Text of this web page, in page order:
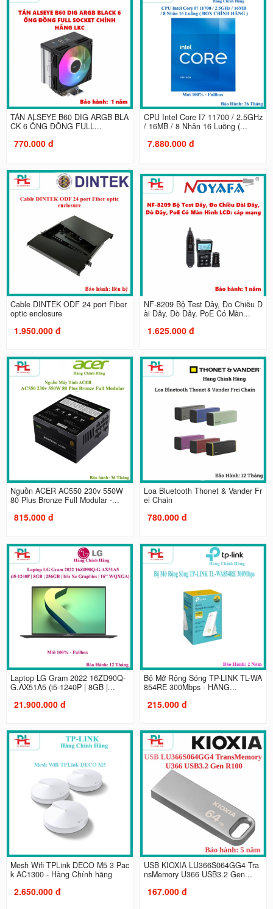
TẢN ALSEYE B60 DIG ARGB BLA
CK 6 ỐNG ĐỒNG FULL...
770.000 đ
CPU Intel Core I7 11700 / 2.5GHz
/ 16MB / 8 Nhân 16 Luồng (...
7.880.000 đ
Cable DINTEK ODF 24 port Fiber
optic enclosure
1.950.000 đ
NF-8209 Bộ Test Dây, Đo Chiều D
ài Dây, Dò Dây, PoE Có Màn...
1.625.000 đ
Nguồn ACER AC550 230v 550W
80 Plus Bronze Full Modular -...
815.000 đ
Loa Bluetooth Thonet & Vander Fr
ei Chain
780.000 đ
Laptop LG Gram 2022 16ZD90Q-
G.AX51A5 (i5-1240P | 8GB |...
21.900.000 đ
Bộ Mở Rộng Sóng TP-LINK TL-WA
854RE 300Mbps - HÀNG...
215.000 đ
Mesh Wifi TPLink DECO M5 3 Pac
k AC1300 - Hàng Chính hãng
2.650.000 đ
USB KIOXIA LU366S064GG4 Tra
nsMemory U366 USB3.2 Gen...
167.000 đ